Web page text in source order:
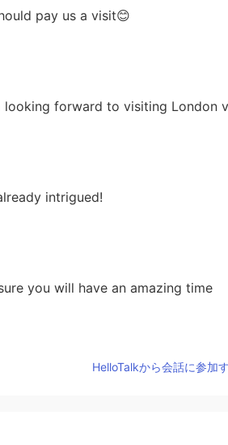
pay us a visit😊
looking forward to visiting London
intrigued!
you will have an amazing time
to go for afternoon tea or discover
HelloTalkから会話に参加